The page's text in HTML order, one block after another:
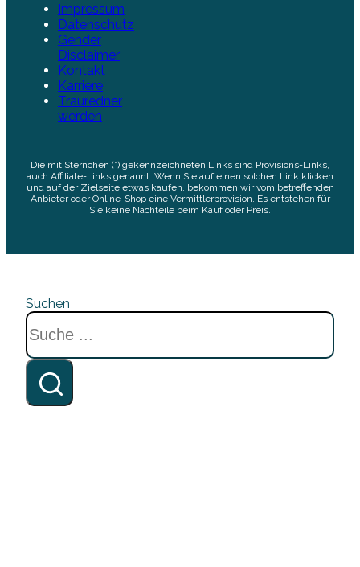
Impressum
Datenschutz
Gender
Disclaimer
Kontakt
Karriere
Trauredner
werden
Die mit Sternchen (*) gekennzeichneten Links sind Provisions-Links,
auch Affiliate-Links genannt. Wenn Sie auf einen solchen Link klicken
und auf der Zielseite etwas kaufen, bekommen wir vom betreffenden
Anbieter oder Online-Shop eine Vermittlerprovision. Es entstehen für
Sie keine Nachteile beim Kauf oder Preis.
Suchen